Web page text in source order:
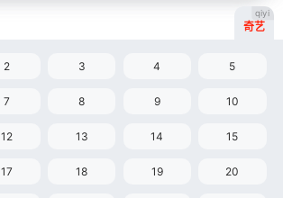
奇艺
qiyi
2 3 4 5
7 8 9 10
12 13 14 15
17 18 19 20